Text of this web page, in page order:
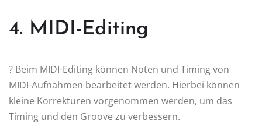
4. MIDI-Editing
? Beim MIDI-Editing können Noten und Timing von
MIDI-Aufnahmen bearbeitet werden. Hierbei können
kleine Korrekturen vorgenommen werden, um das
Timing und den Groove zu verbessern.